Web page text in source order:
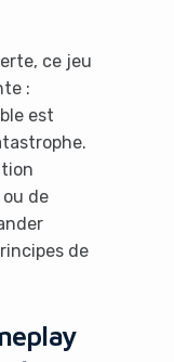
ce jeu
:
est
de
de